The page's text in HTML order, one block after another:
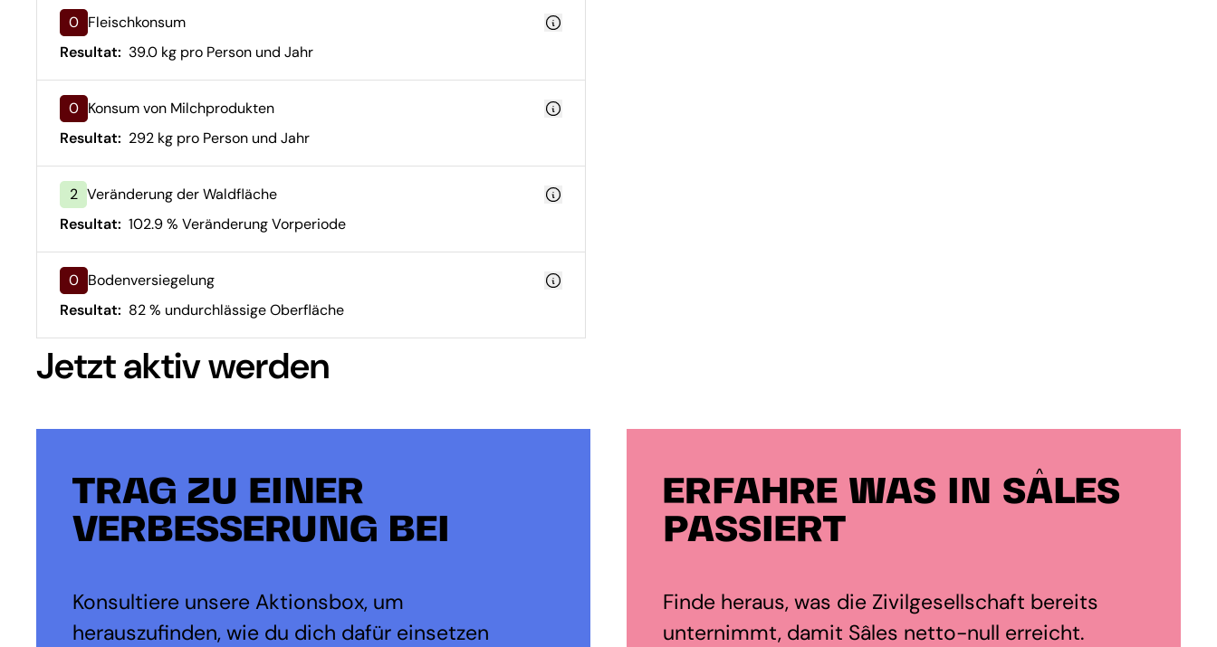
0 Fleischkonsum
Resultat: 39.0 kg pro Person und Jahr
0 Konsum von Milchprodukten
Resultat: 292 kg pro Person und Jahr
2 Veränderung der Waldfläche
Resultat: 102.9 % Veränderung Vorperiode
0 Bodenversiegelung
Resultat: 82 % undurchlässige Oberfläche
Jetzt aktiv werden
TRAG ZU EINER
VERBESSERUNG BEI
Konsultiere unsere Aktionsbox, um
herauszufinden, wie du dich dafür einsetzen
ERFAHRE WAS IN SÂLES
PASSIERT
Finde heraus, was die Zivilgesellschaft bereits
unternimmt, damit Sâles netto-null erreicht.